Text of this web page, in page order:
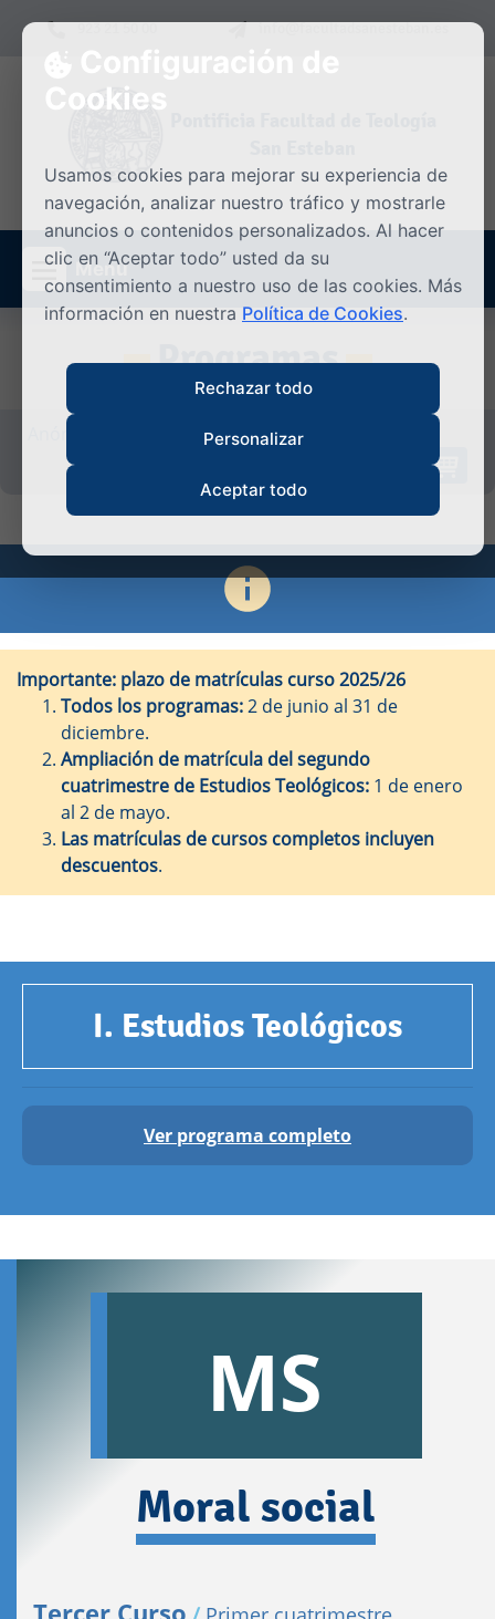
Cookies
Usamos cookies para mejorar su experiencia de
navegación, analizar nuestro tráfico y mostrarle
anuncios o contenidos personalizados. Al hacer
clic en “Aceptar todo” usted da su
consentimiento a nuestro uso de las cookies. Más
información en nuestra Política de Cookies.
Rechazar todo
Personalizar
Aceptar todo
923 21 50 00 info@facultadsanesteban.es
Menú
Programas
Iniciar sesión
Importante: plazo de matrículas curso 2025/26
Todos los programas:2 de junio al 31 de
diciembre.
Ampliación de matrícula del segundo
cuatrimestre de Estudios Teológicos: 1 de enero
al 2 de mayo.
Las matrículas de cursos completos incluyen
descuentos.
I. Estudios Teológicos
Ver programa completo
MS
Moral social
Tercer Curso